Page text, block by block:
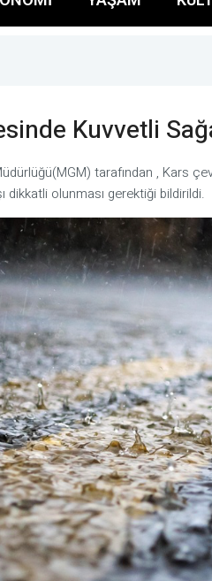
Kuvvetli
tarafından , Kars
dikkatli olunması gerektiği bildirildi.